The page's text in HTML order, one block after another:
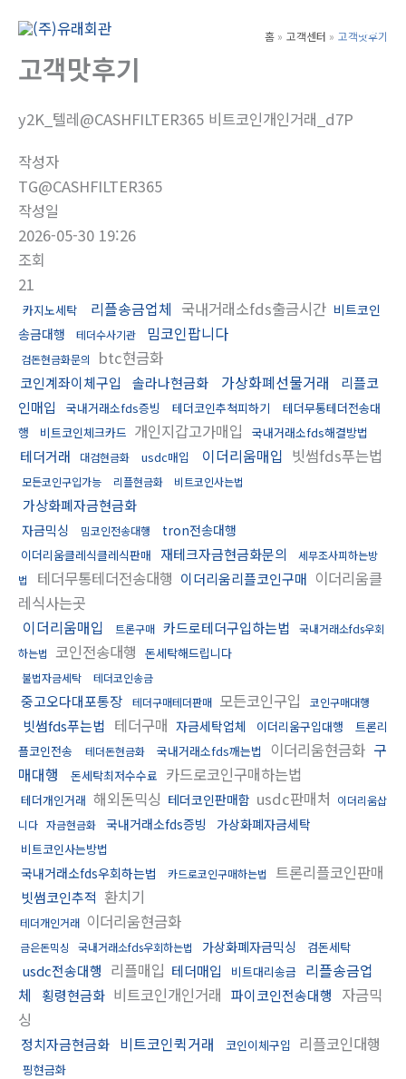
Main
홈 고객센터 고객맛후기
고객맛후기
y2K_텔레@CASHFILTER365 비트코인개인거래_d7P
작성자
TG@CASHFILTER365
작성일
2026-05-30 19:26
조회
21
카지노세탁 리플송금업체 국내거래소fds출금시간 비트코인
송금대행
테더수사기관 밈코인팝니다
검돈현금화문의 btc현금화
코인계좌이체구입 솔라나현금화 가상화폐선물거래
리플코
인매입
국내거래소fds증빙 테더코인추척피하기
테더무통테더전송대
행
비트코인체크카드 개인지갑고가매입 국내거래소fds해결방법
테더거래 대검현금화 usdc매입 이더리움매입 빗썸fds푸는법
모든코인구입가능 리플현금화 비트코인사는법
가상화폐자금현금화
자금믹싱 밈코인전송대행 tron전송대행
이더리움클레식클레식판매 재테크자금현금화문의
세무조사피하는방
법
테더무통테더전송대행 이더리움리플코인구매 이더리움클
레식사는곳
이더리움매입
트론구매 카드로테더구입하는법
국내거래소fds우회
하는법 코인전송대행 돈세탁해드립니다
불법자금세탁 테더코인송금
중고오다대포통장 테더구매테더판매 모든코인구입 코인구매대행
빗썸fds푸는법 테더구매 자금세탁업체 이더리움구입대행
트론리
플코인전송
테더돈현금화 국내거래소fds깨는법 이더리움현금화 구
매대행
돈세탁최저수수료 카드로코인구매하는법
테더개인거래 해외돈믹싱 테더코인판매함 usdc판매처 이더리움삽
니다 자금현금화 국내거래소fds증빙 가상화폐자금세탁
비트코인사는방법
국내거래소fds우회하는법 카드로코인구매하는법 트론리플코인판매
빗썸코인추적 환치기
테더개인거래 이더리움현금화
금은돈믹싱 국내거래소fds우회하는법 가상화폐자금믹싱 검돈세탁
usdc전송대행 리플매입 테더매입 비트대리송금
리플송금업
체
횡령현금화 비트코인개인거래 파이코인전송대행
자금믹
싱
정치자금현금화 비트코인퀵거래 코인이체구입 리플코인대행
핑현금화